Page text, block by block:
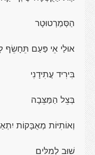
הַסְּמַרְטוּטָר
אוּלַי אֵי פַּעַם תֵּחָשֵׂף
בִּירִיד עֲתִידָנִי
בְּצֵל הַמַּצֵּבָה
וְאוֹתִיּוֹת מְאֻבָּקוֹת
שׁוּב לְמִלִּים